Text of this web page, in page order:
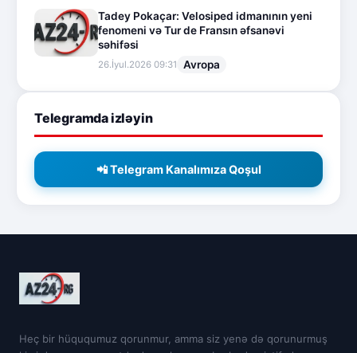
Tadey Pokaçar: Velosiped idmanının yeni
fenomeni və Tur de Fransın əfsanəvi
səhifəsi
26.İyul.2026 09:31 Avropa
Telegramda izləyin
📲 Telegram Kanalımıza Qoşul
Heç bir hüququmuz qorunmur, amma siz yenə də qorunurmuş